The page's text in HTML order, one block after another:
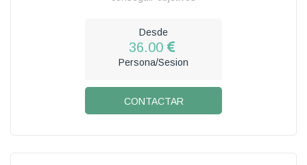
Desde
36.00
Persona/Sesion
CONTACTAR